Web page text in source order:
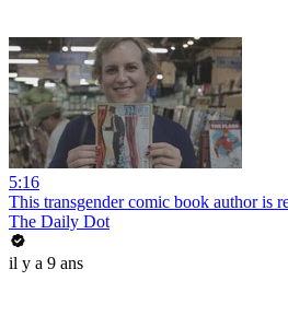
5:16
This transgender comic book author is
The Daily Dot
il y a 9 ans